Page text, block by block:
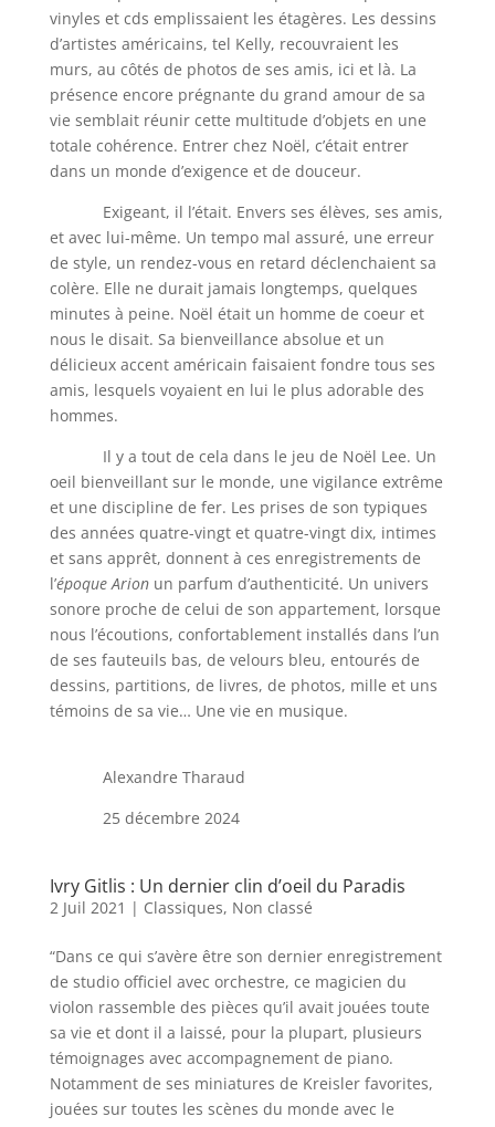
vinyles et cds emplissaient les étagères. Les dessins
d’artistes américains, tel Kelly, recouvraient les
murs, au côtés de photos de ses amis, ici et là. La
présence encore prégnante du grand amour de sa
vie semblait réunir cette multitude d’objets en une
totale cohérence. Entrer chez Noël, c’était entrer
dans un monde d’exigence et de douceur.
Exigeant, il l’était. Envers ses élèves, ses amis,
et avec lui-même. Un tempo mal assuré, une erreur
de style, un rendez-vous en retard déclenchaient sa
colère. Elle ne durait jamais longtemps, quelques
minutes à peine. Noël était un homme de coeur et
nous le disait. Sa bienveillance absolue et un
délicieux accent américain faisaient fondre tous ses
amis, lesquels voyaient en lui le plus adorable des
hommes.
Il y a tout de cela dans le jeu de Noël Lee. Un
oeil bienveillant sur le monde, une vigilance extrême
et une discipline de fer. Les prises de son typiques
des années quatre-vingt et quatre-vingt dix, intimes
et sans apprêt, donnent à ces enregistrements de
l’époque Arionun parfum d’authenticité. Un univers
sonore proche de celui de son appartement, lorsque
nous l’écoutions, confortablement installés dans l’un
de ses fauteuils bas, de velours bleu, entourés de
dessins, partitions, de livres, de photos, mille et uns
témoins de sa vie… Une vie en musique.
Alexandre Tharaud
25 décembre 2024
Ivry Gitlis : Un dernier clin d’oeil du Paradis
2 Juil 2021 | Classiques, Non classé
“Dans ce qui s’avère être son dernier enregistrement
de studio officiel avec orchestre, ce magicien du
violon rassemble des pièces qu’il avait jouées toute
sa vie et dont il a laissé, pour la plupart, plusieurs
témoignages avec accompagnement de piano.
Notamment de ses miniatures de Kreisler favorites,
jouées sur toutes les scènes du monde avec le